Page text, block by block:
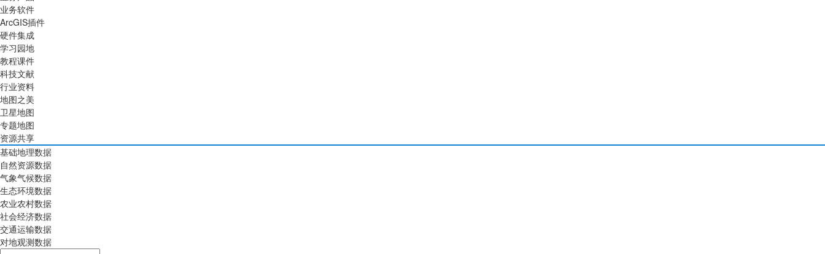
业务软件
ArcGIS插件
硬件集成
学习园地
教程课件
科技文献
行业资料
地图之美
卫星地图
专题地图
资源共享
基础地理数据
自然资源数据
气象气候数据
生态环境数据
农业农村数据
社会经济数据
交通运输数据
对地观测数据